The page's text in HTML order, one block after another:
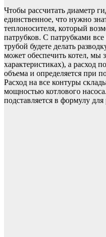
Чтобы рассчитать диаметр
единственное, что нужно
теплоносителя, который
патрубков. С патрубками
трубой будете делать
может обеспечить котел, мы
характеристиках), а расход
объема и определяется при
Расход на все контуры
мощностью котлового
подставляется в формулу